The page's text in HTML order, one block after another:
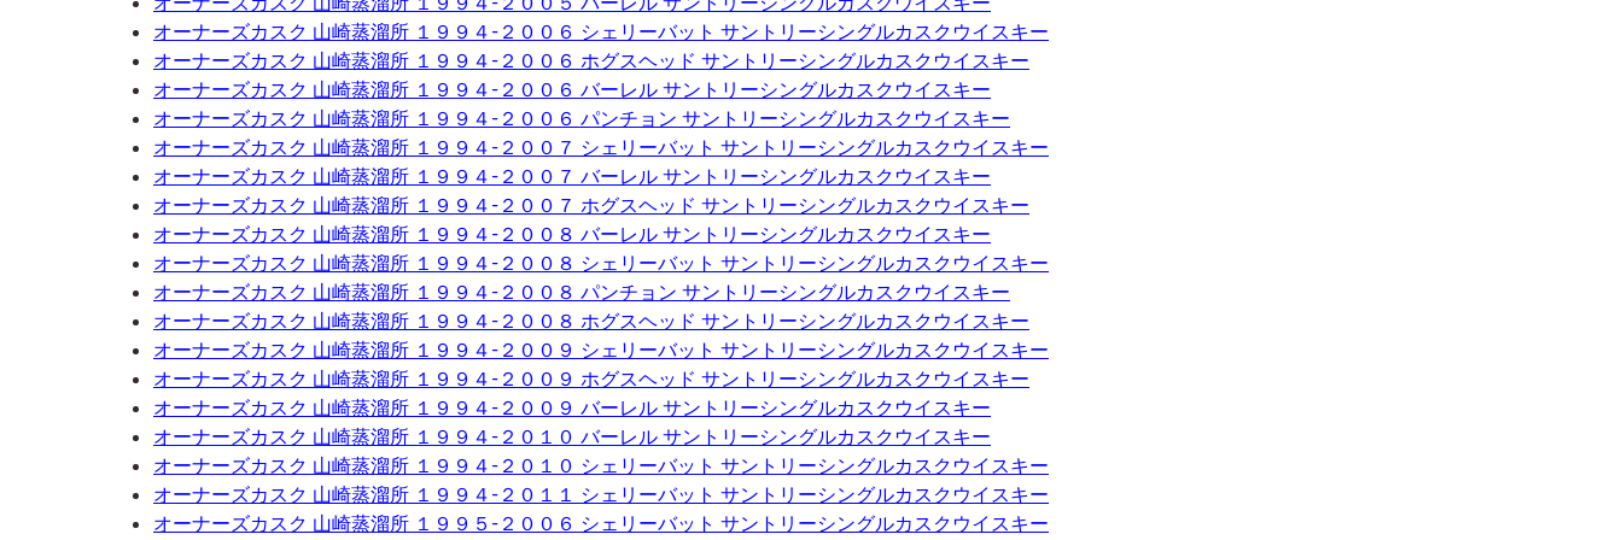
オーナーズカスク 山崎蒸溜所 １９９４-２００６ シェリーバット サントリーシングルカスクウイスキー
オーナーズカスク 山崎蒸溜所 １９９４-２００６ ホグスヘッド サントリーシングルカスクウイスキー
オーナーズカスク 山崎蒸溜所 １９９４-２００６ バーレル サントリーシングルカスクウイスキー
オーナーズカスク 山崎蒸溜所 １９９４-２００６ パンチョン サントリーシングルカスクウイスキー
オーナーズカスク 山崎蒸溜所 １９９４-２００７ シェリーバット サントリーシングルカスクウイスキー
オーナーズカスク 山崎蒸溜所 １９９４-２００７ バーレル サントリーシングルカスクウイスキー
オーナーズカスク 山崎蒸溜所 １９９４-２００７ ホグスヘッド サントリーシングルカスクウイスキー
オーナーズカスク 山崎蒸溜所 １９９４-２００８ バーレル サントリーシングルカスクウイスキー
オーナーズカスク 山崎蒸溜所 １９９４-２００８ シェリーバット サントリーシングルカスクウイスキー
オーナーズカスク 山崎蒸溜所 １９９４-２００８ パンチョン サントリーシングルカスクウイスキー
オーナーズカスク 山崎蒸溜所 １９９４-２００８ ホグスヘッド サントリーシングルカスクウイスキー
オーナーズカスク 山崎蒸溜所 １９９４-２００９ シェリーバット サントリーシングルカスクウイスキー
オーナーズカスク 山崎蒸溜所 １９９４-２００９ ホグスヘッド サントリーシングルカスクウイスキー
オーナーズカスク 山崎蒸溜所 １９９４-２００９ バーレル サントリーシングルカスクウイスキー
オーナーズカスク 山崎蒸溜所 １９９４-２０１０ バーレル サントリーシングルカスクウイスキー
オーナーズカスク 山崎蒸溜所 １９９４-２０１０ シェリーバット サントリーシングルカスクウイスキー
オーナーズカスク 山崎蒸溜所 １９９４-２０１１ シェリーバット サントリーシングルカスクウイスキー
オーナーズカスク 山崎蒸溜所 １９９５-２００６ シェリーバット サントリーシングルカスクウイスキー